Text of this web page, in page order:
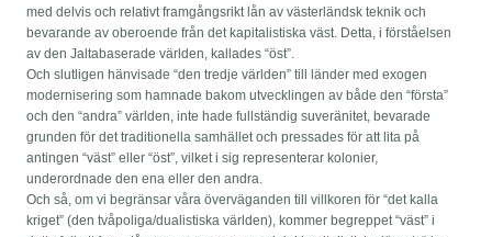
med delvis och relativt framgångsrikt lån av västerländsk teknik och
bevarande av oberoende från det kapitalistiska väst. Detta, i förståelsen
av den Jaltabaserade världen, kallades “öst”.
Och slutligen hänvisade “den tredje världen” till länder med exogen
modernisering som hamnade bakom utvecklingen av både den “första”
och den “andra” världen, inte hade fullständig suveränitet, bevarade
grunden för det traditionella samhället och pressades för att lita på
antingen “väst” eller “öst”, vilket i sig representerar kolonier,
underordnade den ena eller den andra.
Och så, om vi begränsar våra överväganden till villkoren för “det kalla
kriget” (den tvåpoliga/dualistiska världen), kommer begreppet “väst” i